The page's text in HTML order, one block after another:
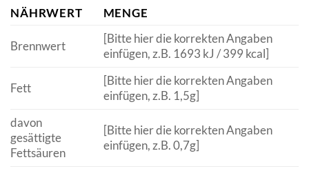
NÄHRWERT MENGE
Brennwert
[Bitte hier die korrekten Angaben
einfügen, z.B. 1693 kJ / 399 kcal]
Fett
[Bitte hier die korrekten Angaben
einfügen, z.B. 1,5g]
davon
gesättigte
Fettsäuren
[Bitte hier die korrekten Angaben
einfügen, z.B. 0,7g]